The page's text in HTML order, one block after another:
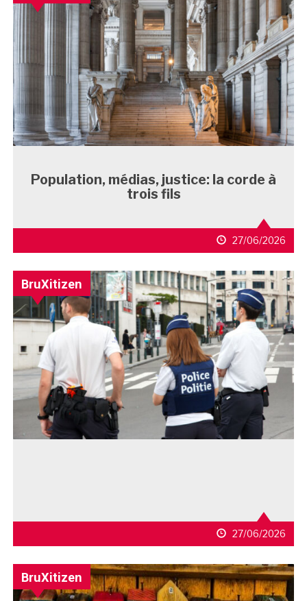
Population, médias, justice: la corde à
trois fils
27/06/2026
BruXitizen
27/06/2026
BruXitizen